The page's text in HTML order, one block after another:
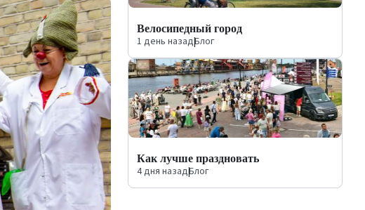
Велосипедный город
1 день назад|Блог
Как лучше праздновать
4 дня назад|Блог